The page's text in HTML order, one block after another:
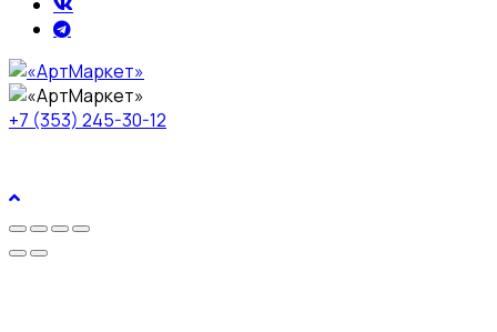
+7 (353) 245-30-12